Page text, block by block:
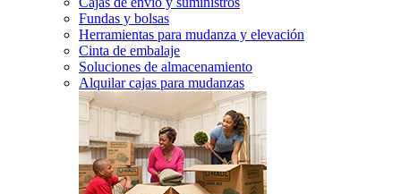
Fundas y bolsas
Herramientas para mudanza y elevación
Cinta de embalaje
Soluciones de almacenamiento
Alquilar cajas para mudanzas